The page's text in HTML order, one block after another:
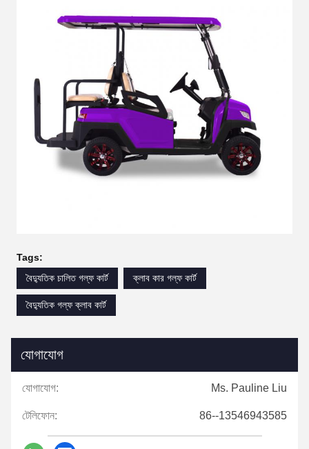
Tags:
বৈদ্যুতিক চালিত গল্ফ কার্ট
ক্লাব কার গল্ফ কার্ট
বৈদ্যুতিক গল্ফ ক্লাব কার্ট
যোগাযোগ
যোগাযোগ: Ms. Pauline Liu
টেলিফোন: 86--13546943585